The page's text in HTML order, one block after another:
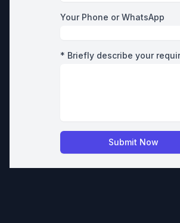
Your Phone or WhatsApp
* Briefly describe your
Submit Now